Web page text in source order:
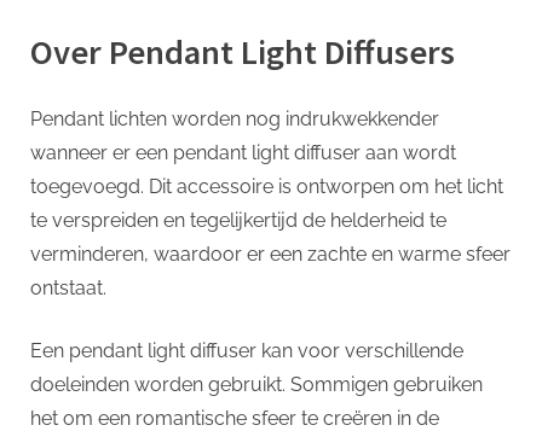
Over Pendant Light Diffusers
Pendant lichten worden nog indrukwekkender
wanneer er een pendant light diffuser aan wordt
toegevoegd. Dit accessoire is ontworpen om het licht
te verspreiden en tegelijkertijd de helderheid te
verminderen, waardoor er een zachte en warme sfeer
ontstaat.
Een pendant light diffuser kan voor verschillende
doeleinden worden gebruikt. Sommigen gebruiken
het om een romantische sfeer te creëren in de